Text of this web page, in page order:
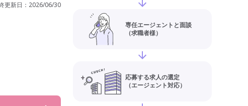
更新日： 2026/06/30
専任エージェントと面談
（求職者様）
応募する求人の選定
（エージェント対応）